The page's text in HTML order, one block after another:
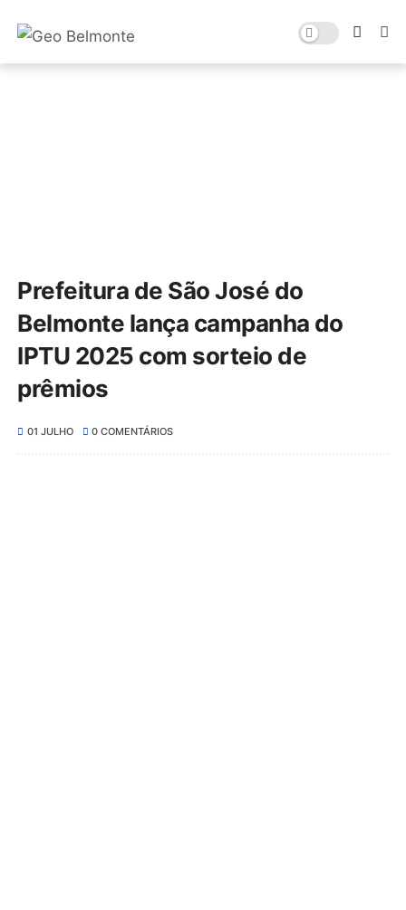
Prefeitura de São José do
Belmonte lança campanha do
IPTU 2025 com sorteio de
prêmios
01 JULHO 0 COMENTÁRIOS